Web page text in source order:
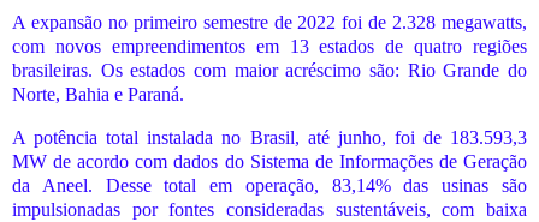
A expansão no primeiro semestre de 2022 foi de 2.328 megawatts,
com novos empreendimentos em 13 estados de quatro regiões
brasileiras. Os estados com maior acréscimo são: Rio Grande do
Norte, Bahia e Paraná.
A potência total instalada no Brasil, até junho, foi de 183.593,3
MW de acordo com dados do Sistema de Informações de Geração
da Aneel. Desse total em operação, 83,14% das usinas são
impulsionadas por fontes consideradas sustentáveis, com baixa